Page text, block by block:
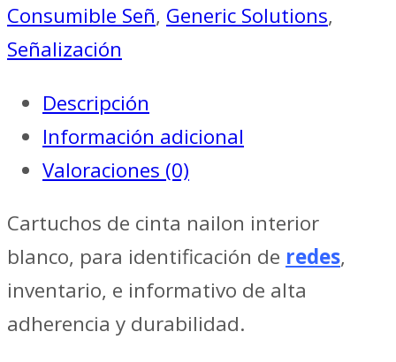
NAILON
blanco,
M21-
750-
499,
para
BMP21-
M210-
M211
Consumible Señ, Generic Solutions,
Señalización
Descripción
Información adicional
Valoraciones (0)
Cartuchos de cinta nailon interior
blanco, para identificación de redes,
inventario, e informativo de alta
adherencia y durabilidad.